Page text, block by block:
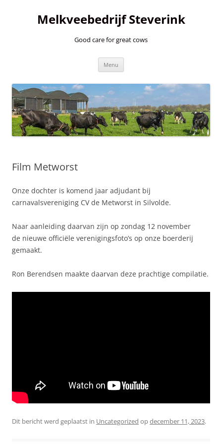
Melkveebedrijf Steverink
Good care for great cows
Menu
Film Metworst
Onze dochter is komend jaar adjudant bij
carnavalsvereniging CV de Metworst in Silvolde.
Naar aanleiding daarvan zijn op zondag 12 november
de nieuwe officiële verenigingsfoto’s op onze boerderij
gemaakt.
Ron Berendsen maakte daarvan deze prachtige compilatie.
Dit bericht werd geplaatst in Uncategorized opdecember 11, 2023.